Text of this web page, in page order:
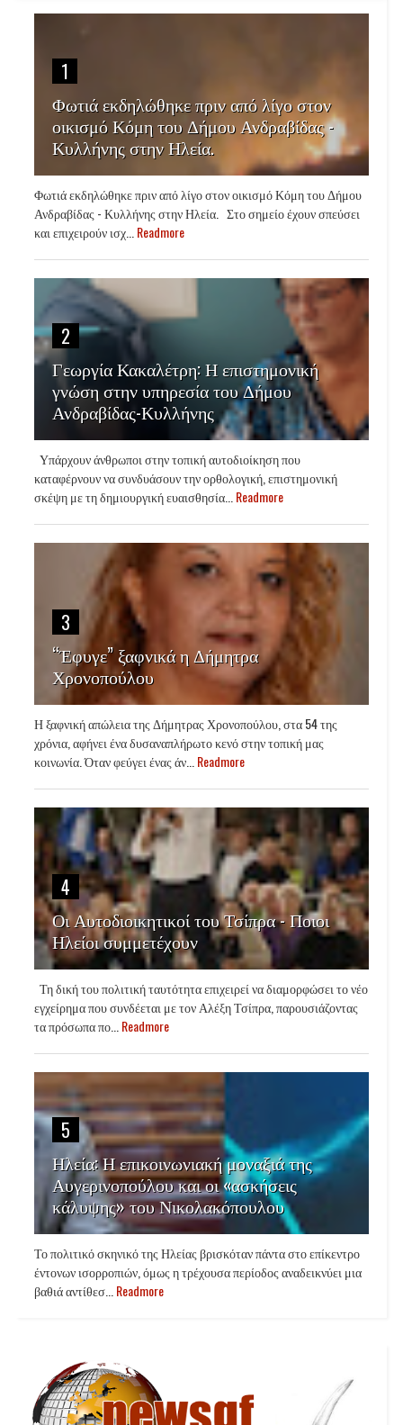
1
Φωτιά εκδηλώθηκε πριν από λίγο στον
οικισμό Κόμη του Δήμου Ανδραβίδας -
Κυλλήνης στην Ηλεία.
Φωτιά εκδηλώθηκε πριν από λίγο στον οικισμό Κόμη του Δήμου
Ανδραβίδας - Κυλλήνης στην Ηλεία. Στο σημείο έχουν σπεύσει
και επιχειρούν ισχ... Readmore
2
Γεωργία Κακαλέτρη: Η επιστημονική
γνώση στην υπηρεσία του Δήμου
Ανδραβίδας-Κυλλήνης
Υπάρχουν άνθρωποι στην τοπική αυτοδιοίκηση που
καταφέρνουν να συνδυάσουν την ορθολογική, επιστημονική
σκέψη με τη δημιουργική ευαισθησία... Readmore
3
“Έφυγε” ξαφνικά η Δήμητρα
Χρονοπούλου
Η ξαφνική απώλεια της Δήμητρας Χρονοπούλου, στα 54 της
χρόνια, αφήνει ένα δυσαναπλήρωτο κενό στην τοπική μας
κοινωνία. Όταν φεύγει ένας άν... Readmore
4
Οι Αυτοδιοικητικοί του Τσίπρα - Ποιοι
Ηλείοι συμμετέχουν
Τη δική του πολιτική ταυτότητα επιχειρεί να διαμορφώσει το νέο
εγχείρημα που συνδέεται με τον Αλέξη Τσίπρα, παρουσιάζοντας
τα πρόσωπα πο... Readmore
5
Ηλεία: Η επικοινωνιακή μοναξιά της
Αυγερινοπούλου και οι «ασκήσεις
κάλυψης» του Νικολακόπουλου
Το πολιτικό σκηνικό της Ηλείας βρισκόταν πάντα στο επίκεντρο
έντονων ισορροπιών, όμως η τρέχουσα περίοδος αναδεικνύει μια
βαθιά αντίθεσ... Readmore